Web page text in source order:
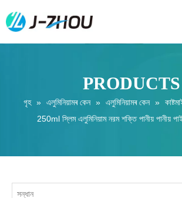
PRODUCTS
গৃহ » এলুমিনিয়ামৰ কেন » এলুমিনিয়ামৰ কেন »
250ml স্লিম এলুমিনিয়াম নরম শক্তি পানীয় পানীয়